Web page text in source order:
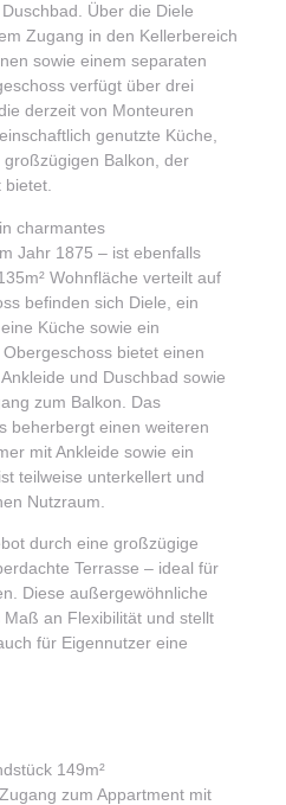
Über die Diele
Zugang in den Kellerbereich
sowie einem separaten
verfügt über drei
derzeit von Monteuren
genutzte Küche,
Balkon, der
bietet.
charmantes
Jahr 1875 – ist ebenfalls
Wohnfläche verteilt auf
befinden sich Diele, ein
Küche sowie ein
bietet einen
und Duschbad sowie
zum Balkon. Das
beherbergt einen weiteren
mit Ankleide sowie ein
teilweise unterkellert und
Nutzraum.
durch eine großzügige
Terrasse – ideal für
Diese außergewöhnliche
an Flexibilität und stellt
für Eigennutzer eine
149m²
zum Appartment mit